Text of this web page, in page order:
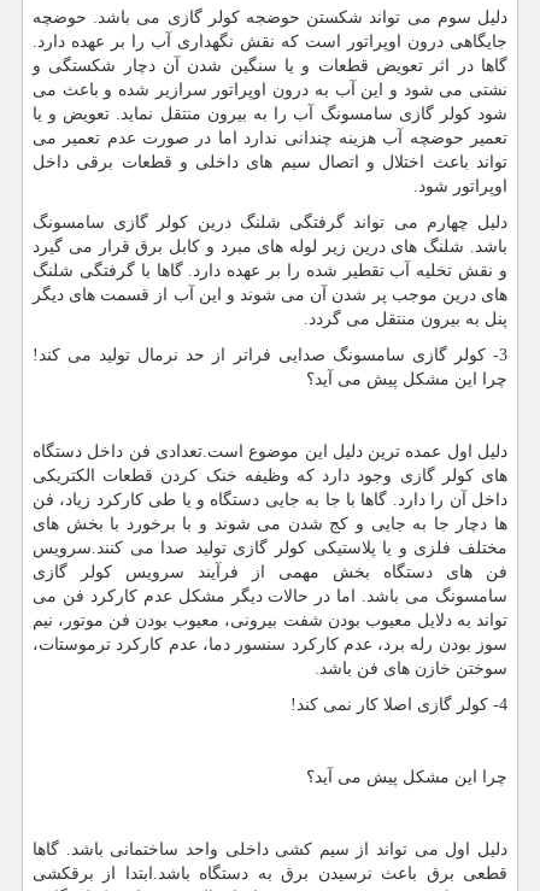
دلیل سوم می تواند شکستن حوضجه کولر گازی می باشد. حوضچه
جایگاهی درون اوپراتور است که نقش نگهداری آب را بر عهده دارد.
گاها در اثر تعویض قطعات و یا سنگین شدن آن دچار شکستگی و
نشتی می شود و این آب به درون اوپراتور سرازیر شده و باعث می
شود کولر گازی سامسونگ آب را به بیرون منتقل نماید. تعویض و یا
تعمیر حوضچه آب هزینه چندانی ندارد اما در صورت عدم تعمیر می
تواند باعث اختلال و اتصال سیم های داخلی و قطعات برقی داخل
اوپراتور شود.
دلیل چهارم می تواند گرفتگی شلنگ درین کولر گازی سامسونگ
باشد. شلنگ های درین زیر لوله های مبرد و کابل برق قرار می گیرد
و نقش تخلیه آب تقطیر شده را بر عهده دارد. گاها با گرفتگی شلنگ
های درین موجب پر شدن آن می شوند و این آب از قسمت های دیگر
پنل به بیرون منتقل می گردد.
3- کولر گازی سامسونگ صدایی فراتر از حد نرمال تولید می کند!
چرا این مشکل پیش می آید؟
دلیل اول عمده ترین دلیل این موضوع است.تعدادی فن داخل دستگاه
های کولر گازی وجود دارد که وظیفه خنک کردن قطعات الکتریکی
داخل آن را دارد. گاها با جا به جایی دستگاه و یا طی کارکرد زیاد، فن
ها دچار جا به جایی و کج شدن می شوند و با برخورد با بخش های
مختلف فلزی و یا پلاستیکی کولر گازی تولید صدا می کنند.سرویس
فن های دستگاه بخش مهمی از فرآیند سرویس کولر گازی
سامسونگ می باشد. اما در حالات دیگر مشکل عدم کارکرد فن می
تواند به دلایل معیوب بودن شفت بیرونی، معیوب بودن فن موتور، نیم
سوز بودن رله برد، عدم کارکرد سنسور دما، عدم کارکرد ترموستات،
سوختن خازن های فن باشد.
4- کولر گازی اصلا کار نمی کند!
چرا این مشکل پیش می آید؟
دلیل اول می تواند از سیم کشی داخلی واحد ساختمانی باشد. گاها
قطعی برق باعث نرسیدن برق به دستگاه باشد.ابتدا از برقکشی